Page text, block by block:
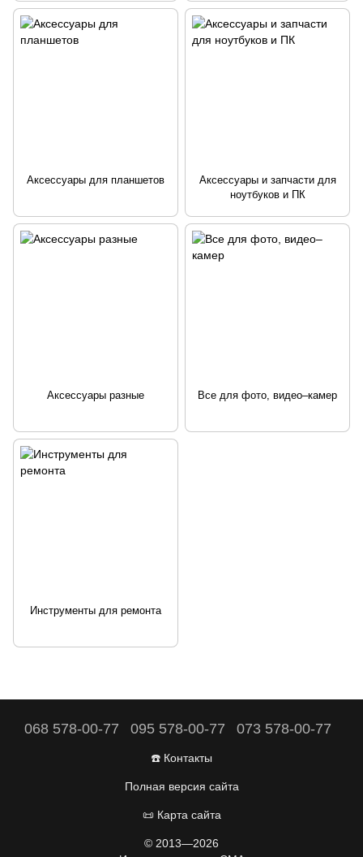
Аксессуары для планшетов
Аксессуары и запчасти для
ноутбуков и ПК
Аксессуары разные Все для фото, видео–камер
Инструменты для ремонта
068 578-00-77 095 578-00-77 073 578-00-77
☎️ Контакты
Полная версия сайта
📜 Карта сайта
© 2013—2026